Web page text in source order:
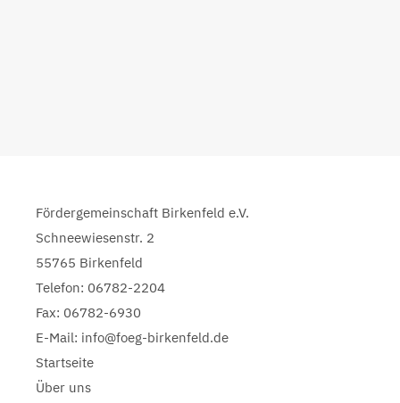
Fördergemeinschaft Birkenfeld e.V.
Schneewiesenstr. 2
55765 Birkenfeld
Telefon: 06782-2204
Fax: 06782-6930
E-Mail: info@foeg-birkenfeld.de
Startseite
Über uns